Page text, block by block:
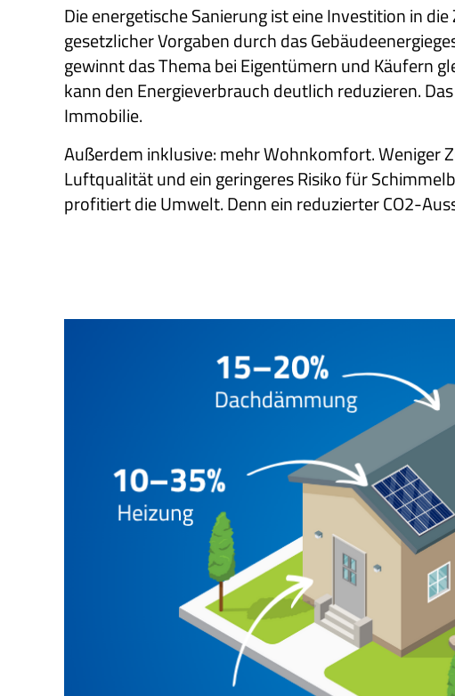
Die energetische Sanierung ist eine Investition in
gesetzlicher Vorgaben durch das
gewinnt das Thema bei Eigentümern und Käufern
kann den Energieverbrauch deutlich reduzieren.
Immobilie.
Außerdem inklusive: mehr Wohnkomfort. Weniger
Luftqualität und ein geringeres Risiko für
profitiert die Umwelt. Denn ein reduzierter CO2-